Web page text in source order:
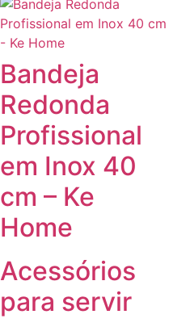
Bandeja
Redonda
Profissional
em Inox 40
cm – Ke
Home
Acessórios
para servir